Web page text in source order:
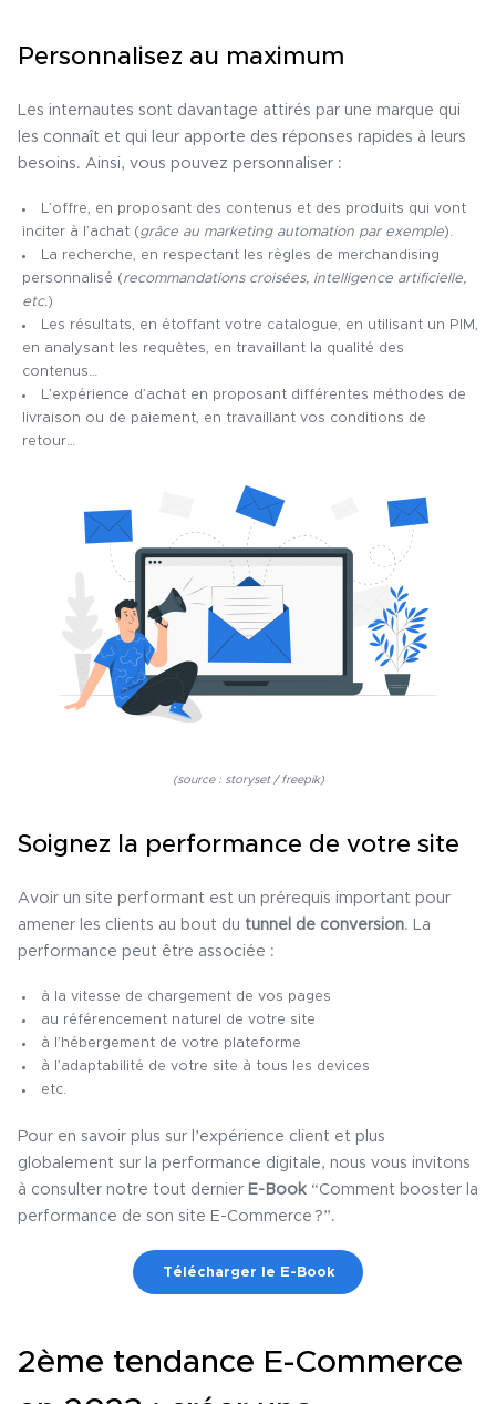
Personnalisez au maximum
Les internautes sont davantage attirés par une marque qui
les connaît et qui leur apporte des réponses rapides à leurs
besoins. Ainsi, vous pouvez personnaliser :
L’offre, en proposant des contenus et des produits qui vont
inciter à l’achat (grâce au marketing automation par exemple).
La recherche, en respectant les règles de merchandising
personnalisé (recommandations croisées, intelligence artificielle,
etc.)
Les résultats, en étoffant votre catalogue, en utilisant un PIM,
en analysant les requêtes, en travaillant la qualité des
contenus…
L’expérience d’achaten proposant différentes méthodes de
livraison ou de paiement, en travaillant vos conditions de
retour…
(source : storyset / freepik)
Soignez la performance de votre site
Avoir un site performant est un prérequis important pour
amener les clients au bout du tunnel de conversion. La
performance peut être associée :
à la vitesse de chargement de vos pages
au référencement naturel de votre site
à l’hébergement de votre plateforme
à l’adaptabilité de votre site à tous les devices
etc.
Pour en savoir plus sur l’expérience client et plus
globalement sur la performance digitale, nous vous invitons
à consulter notre tout dernier E-Book “Comment booster la
performance de son site E-Commerce ?”.
Télécharger le E-Book
2ème tendance E-Commerce